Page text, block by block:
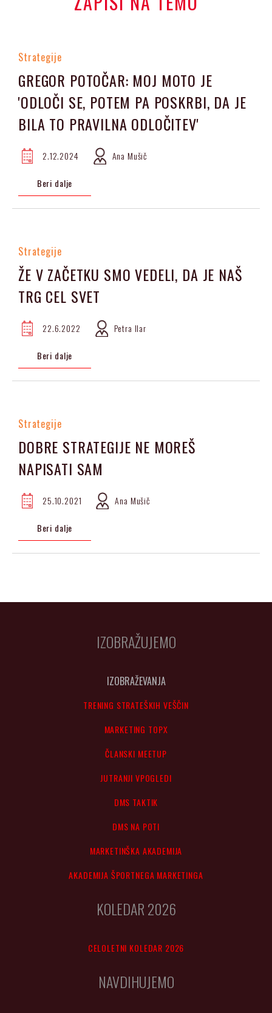
Strategije
GREGOR POTOČAR: MOJ MOTO JE
'ODLOČI SE, POTEM PA POSKRBI, DA JE
BILA TO PRAVILNA ODLOČITEV'
2.12.2024 Ana Mušič
Beri dalje
Strategije
ŽE V ZAČETKU SMO VEDELI, DA JE NAŠ
TRG CEL SVET
22.6.2022 Petra Ilar
Beri dalje
Strategije
DOBRE STRATEGIJE NE MOREŠ
NAPISATI SAM‍
25.10.2021 Ana Mušič
Beri dalje
IZOBRAŽUJEMO
IZOBRAŽEVANJA
TRENING STRATEŠKIH VEŠČIN
MARKETING TOPX
ČLANSKI MEETUP
JUTRANJI VPOGLEDI
DMS TAKTIK
DMS NA POTI
MARKETINŠKA AKADEMIJA
AKADEMIJA ŠPORTNEGA MARKETINGA
KOLEDAR 2026
CELOLETNI KOLEDAR 2026
NAVDIHUJEMO